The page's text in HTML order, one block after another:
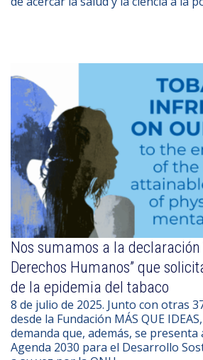
Nos sumamos a la declaración
Derechos Humanos” que
de la epidemia del tabaco
8 de julio de 2025. Junto con otras
desde la Fundación MÁS QUE
demanda que, además, se presenta
Agenda 2030 para el Desarrollo